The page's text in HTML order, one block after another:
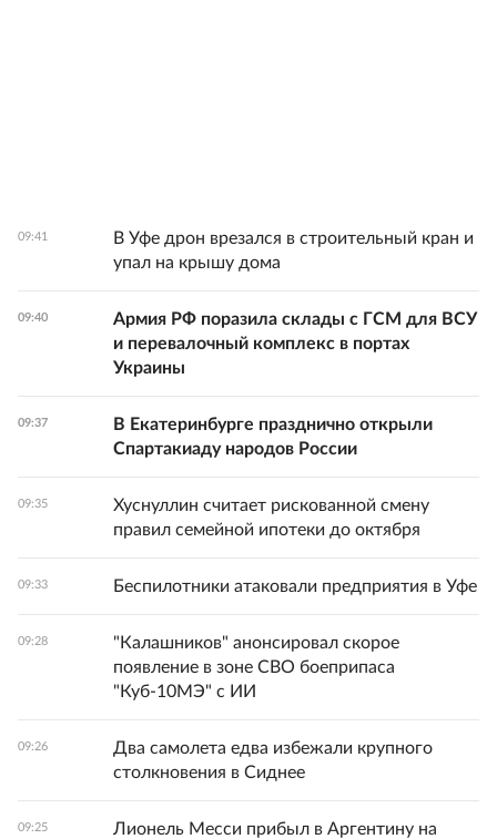
09:41
В Уфе дрон врезался в строительный кран и
упал на крышу дома
09:40
Армия РФ поразила склады с ГСМ для ВСУ
и перевалочный комплекс в портах
Украины
09:37
В Екатеринбурге празднично открыли
Спартакиаду народов России
09:35
Хуснуллин считает рискованной смену
правил семейной ипотеки до октября
09:33 Беспилотники атаковали предприятия в Уфе
09:28
"Калашников" анонсировал скорое
появление в зоне СВО боеприпаса
"Куб-10МЭ" с ИИ
09:26
Два самолета едва избежали крупного
столкновения в Сиднее
09:25
Лионель Месси прибыл в Аргентину на